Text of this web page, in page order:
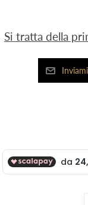
Si tratta della